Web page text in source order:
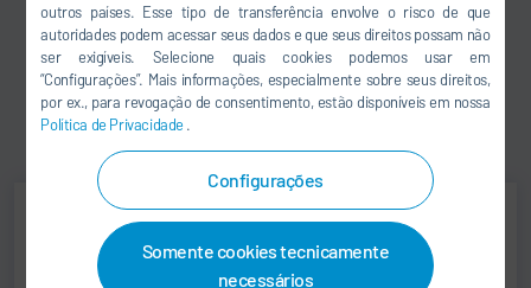
outros países. Esse tipo de transferência envolve o risco de que
autoridades podem acessar seus dados e que seus direitos possam não
ser exigíveis. Selecione quais cookies podemos usar em
“Configurações”. Mais informações, especialmente sobre seus direitos,
por ex., para revogação de consentimento, estão disponíveis em nossa
Política de Privacidade .
Configurações
Somente cookies tecnicamente
necessários
operação, análise e controle das instalações.
Implementação profissional e gerenciamento de
partidas
Serviço de peças de reposição, inspeção e
manutenção
Unidades de serviço no mundo todo
Jens Reiner